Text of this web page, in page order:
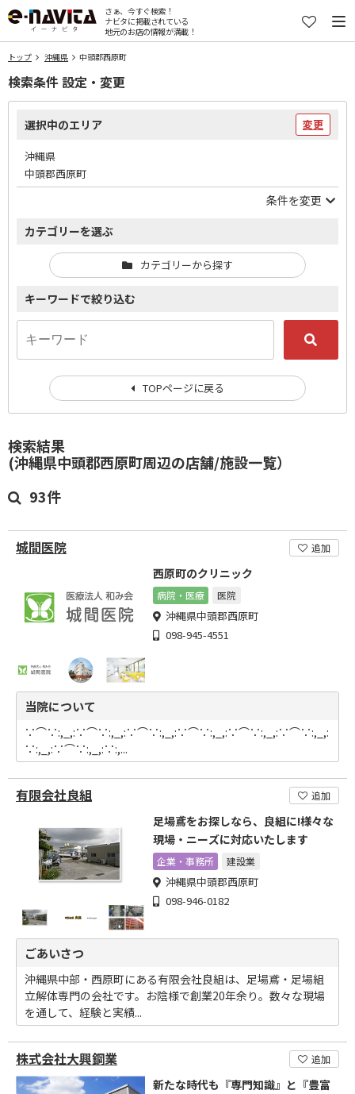
さぁ、今すぐ検索！
ナビタに掲載されている
地元のお店の情報が満載！
トップ 沖縄県 中頭郡西原町
検索結果
(沖縄県中頭郡西原町周辺の店舗/施設一覧）
93件
城間医院 追加
西原町のクリニック
病院・医療 医院
沖縄県中頭郡西原町
098-945-4551
当院について
∵⌒∵:,_,:∵⌒∵:,_,:∵⌒∵:,_,:∵⌒∵:,_,:∵⌒∵:,_,:∵⌒∵:,_,:
∵:,_,:∵⌒∵:,_,:∵:,...
有限会社良組 追加
足場鳶をお探しなら、良組に!様々な
現場・ニーズに対応いたします
企業・事務所 建設業
沖縄県中頭郡西原町
098-946-0182
ごあいさつ
沖縄県中部・西原町にある有限会社良組は、足場鳶・足場組
立解体専門の会社です。お陰様で創業20年余り。数々な現場
を通して、経験と実績...
株式会社大興鋼業 追加
新たな時代も『専門知識』と『豊富
検索条件 設定・変更
選択中のエリア 変更
沖縄県
中頭郡西原町
条件を変更
カテゴリーを選ぶ
カテゴリーから探す
キーワードで絞り込む
TOPページに戻る